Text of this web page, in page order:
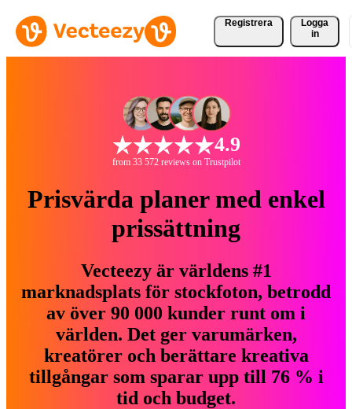
Registrera
Logga
in
4.9
from 33 572 reviews on Trustpilot
Prisvärda planer med enkel
prissättning
Vecteezy är världens #1
marknadsplats för stockfoton, betrodd
av över 90 000 kunder runt om i
världen. Det ger varumärken,
kreatörer och berättare kreativa
tillgångar som sparar upp till 76 % i
tid och budget.